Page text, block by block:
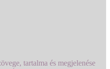
tartalma és megjelenése